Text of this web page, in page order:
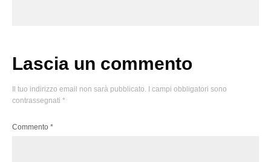
Lascia un commento
Il tuo indirizzo email non sarà pubblicato.
I campi obbligatori sono
contrassegnati *
Commento *